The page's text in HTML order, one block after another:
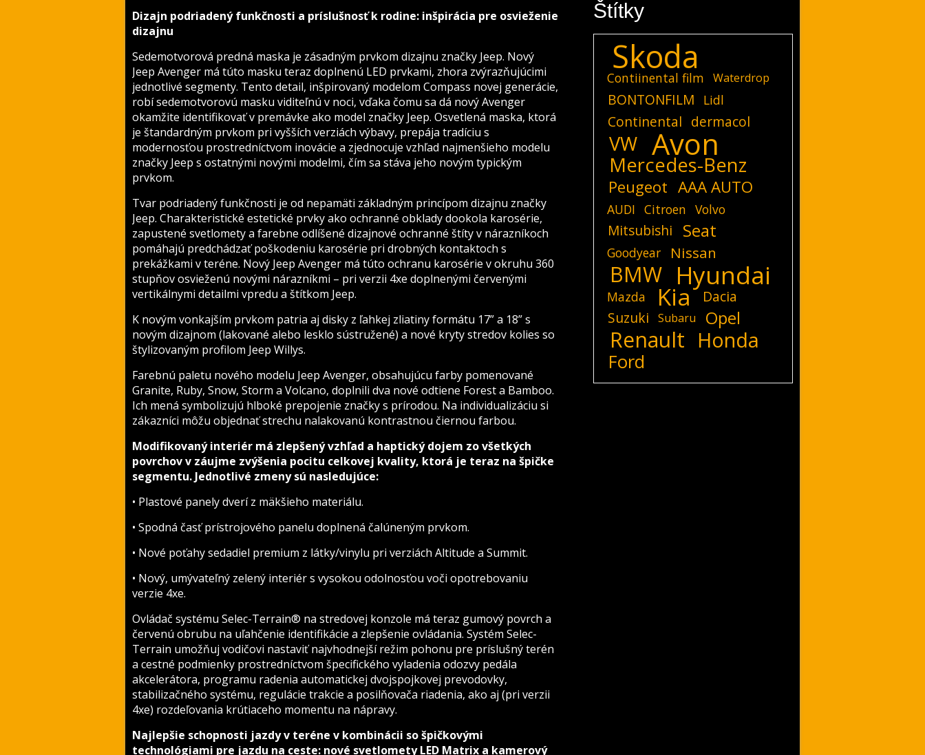
Dizajn podriadený funkčnosti a príslušnosť k rodine: inšpirácia pre osvieženie
dizajnu
Sedemotvorová predná maska je zásadným prvkom dizajnu značky Jeep. Nový
Jeep Avenger má túto masku teraz doplnenú LED prvkami, zhora zvýrazňujúcimi
jednotlivé segmenty. Tento detail, inšpirovaný modelom Compass novej generácie,
robí sedemotvorovú masku viditeľnú v noci, vďaka čomu sa dá nový Avenger
okamžite identifikovať v premávke ako model značky Jeep. Osvetlená maska, ktorá
je štandardným prvkom pri vyšších verziách výbavy, prepája tradíciu s
modernosťou prostredníctvom inovácie a zjednocuje vzhľad najmenšieho modelu
značky Jeep s ostatnými novými modelmi, čím sa stáva jeho novým typickým
prvkom.
Tvar podriadený funkčnosti je od nepamäti základným princípom dizajnu značky
Jeep. Charakteristické estetické prvky ako ochranné obklady dookola karosérie,
zapustené svetlomety a farebne odlíšené dizajnové ochranné štíty v nárazníkoch
pomáhajú predchádzať poškodeniu karosérie pri drobných kontaktoch s
prekážkami v teréne. Nový Jeep Avenger má túto ochranu karosérie v okruhu 360
stupňov osvieženú novými nárazníkmi – pri verzii 4xe doplnenými červenými
vertikálnymi detailmi vpredu a štítkom Jeep.
K novým vonkajším prvkom patria aj disky z ľahkej zliatiny formátu 17” a 18” s
novým dizajnom (lakované alebo lesklo sústružené) a nové kryty stredov kolies so
štylizovaným profilom Jeep Willys.
Farebnú paletu nového modelu Jeep Avenger, obsahujúcu farby pomenované
Granite, Ruby, Snow, Storm a Volcano, doplnili dva nové odtiene Forest a Bamboo.
Ich mená symbolizujú hlboké prepojenie značky s prírodou. Na individualizáciu si
zákazníci môžu objednať strechu nalakovanú kontrastnou čiernou farbou.
Modifikovaný interiér má zlepšený vzhľad a haptický dojem zo všetkých
povrchov v záujme zvýšenia pocitu celkovej kvality, ktorá je teraz na špičke
segmentu. Jednotlivé zmeny sú nasledujúce:
• Plastové panely dverí z mäkšieho materiálu.
• Spodná časť prístrojového panelu doplnená čalúneným prvkom.
• Nové poťahy sedadiel premium z látky/vinylu pri verziách Altitude a Summit.
• Nový, umývateľný zelený interiér s vysokou odolnosťou voči opotrebovaniu
verzie 4xe.
Ovládač systému Selec-Terrain® na stredovej konzole má teraz gumový povrch a
červenú obrubu na uľahčenie identifikácie a zlepšenie ovládania. Systém Selec-
Terrain umožňuj vodičovi nastaviť najvhodnejší režim pohonu pre príslušný terén
a cestné podmienky prostredníctvom špecifického vyladenia odozvy pedála
akcelerátora, programu radenia automatickej dvojspojkovej prevodovky,
stabilizačného systému, regulácie trakcie a posilňovača riadenia, ako aj (pri verzii
4xe) rozdeľovania krútiaceho momentu na nápravy.
Najlepšie schopnosti jazdy v teréne v kombinácii so špičkovými
technológiami pre jazdu na ceste: nové svetlomety LED Matrix a kamerový
Štítky
Skoda
Contiinental film Waterdrop
BONTONFILM Lidl
Continental dermacol
VW Avon
Mercedes-Benz
Peugeot AAA AUTO
AUDI Citroen Volvo
Mitsubishi Seat
Goodyear Nissan
BMW Hyundai
Mazda Kia
Dacia
Suzuki
Subaru Opel
Renault Honda
Ford